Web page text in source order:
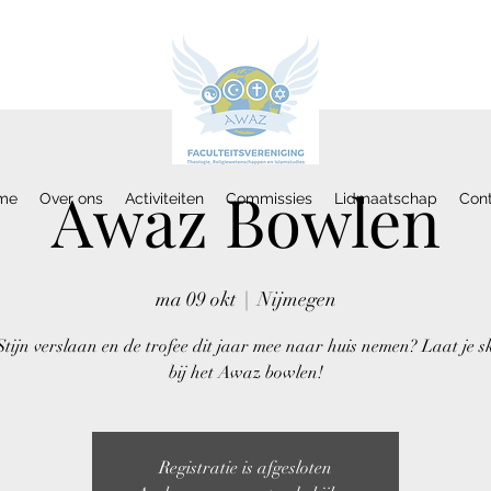
Awaz Bowlen
ma 09 okt
  |
Nijmegen
verslaan en de trofee dit jaar mee naar huis nemen? Laat je
bij het Awaz bowlen!
Registratie is afgesloten
Over ons Activiteiten Commissies Lidmaatschap